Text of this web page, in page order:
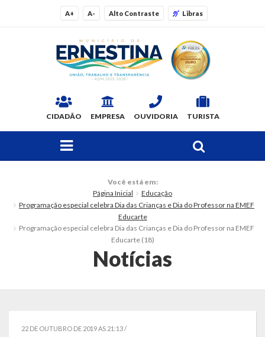
A+ A- Alto Contraste Libras
CIDADÃO EMPRESA OUVIDORIA TURISTA
Dados Gerais
Ex-prefeitos
Telefones Úteis
Você está em:
Página Inicial
Educação
Programação especial celebra Dia das Crianças e Dia do Professor na EMEF
Educarte
Programação especial celebra Dia das Crianças e Dia do Professor na EMEF
Educarte (18)
Notícias
22 DE OUTUBRO DE 2019 AS 21:13 /